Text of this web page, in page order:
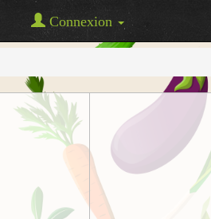
Connexion